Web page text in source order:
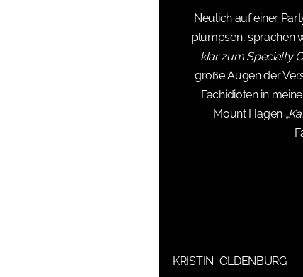
Neulich auf einer
plumpsen, sprachen
klar zum Specialty
große Augen der
Fachidioten in
Mount Hagen
KRISTIN OLDENBURG